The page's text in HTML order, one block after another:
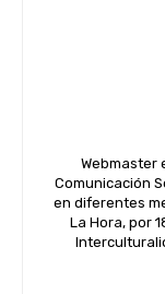
Webmaster
Comunicación
en diferentes
La Hora, por